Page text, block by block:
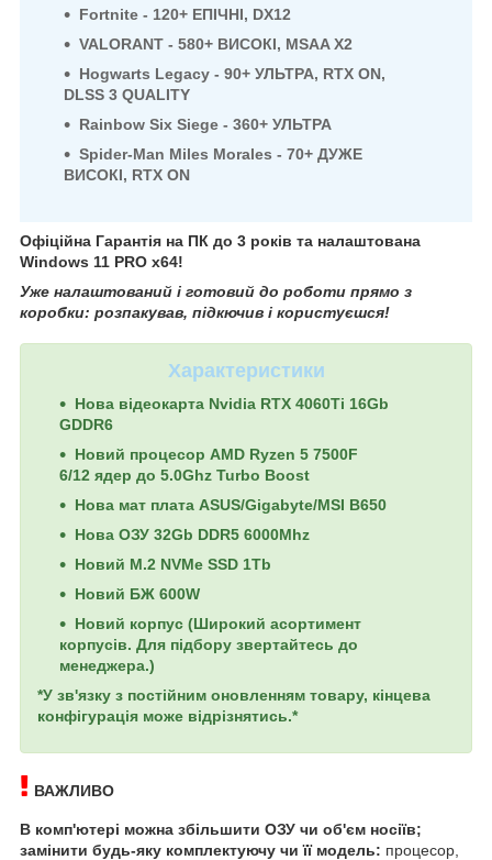
Fortnite - 120+ ЕПІЧНІ, DX12
VALORANT - 580+ ВИСОКІ, MSAA X2
Hogwarts Legacy - 90+ УЛЬТРА, RTX ON,
DLSS 3 QUALITY
Rainbow Six Siege - 360+ УЛЬТРА
Spider-Man Miles Morales - 70+ ДУЖЕ
ВИСОКІ, RTX ON
Офіційна Гарантія на ПК до 3 років та налаштована
Windows 11 PRO x64!
Уже налаштований і готовий до роботи прямо з
коробки: розпакував, підкючив і користуєшся!
Характеристики
Нова відеокарта Nvidia RTX 4060Ti 16Gb
GDDR6
Новий процесор AMD Ryzen 5 7500F
6/12 ядер до 5.0Ghz Turbo Boost
Нова мат плата ASUS/Gigabyte/MSI B650
Нова ОЗУ 32Gb DDR5 6000Mhz
Новий M.2 NVMe SSD 1Tb
Новий БЖ 600W
Новий корпус (Широкий асортимент
корпусів. Для підбору звертайтесь до
менеджера.)
*У зв'язку з постійним оновленням товару, кінцева
конфігурація може відрізнятись.*
ВАЖЛИВО
В комп'ютері можна збільшити ОЗУ чи об'єм носіїв;
замінити будь-яку комплектуючу чи її модель: процесор,